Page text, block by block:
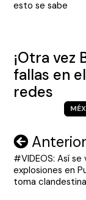
entradas
esto se sabe
¡Otra vez
fallas en
redes
Navegación
de
entradas
Anterior
#VIDEOS: Así se
explosiones en
toma clandestina